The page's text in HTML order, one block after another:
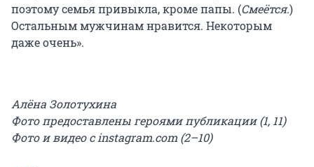
поэтому семья привыкла, кроме папы. (Смеётся.)
Остальным мужчинам нравится. Некоторым
даже очень».
Алёна Золотухина
Фото предоставлены героями публикации (1, 11)
Фото и видео с instagram.com (2–10)